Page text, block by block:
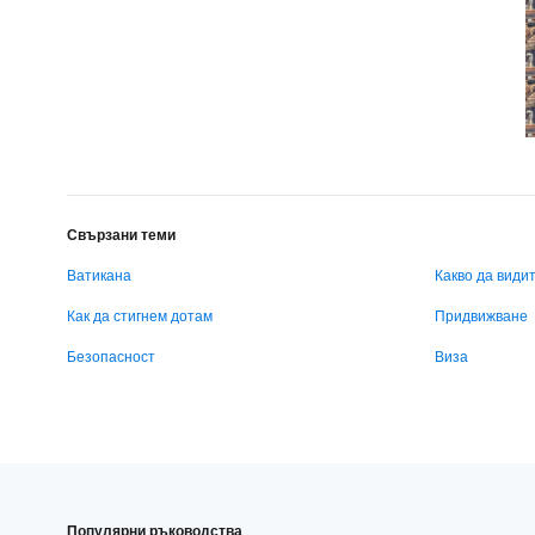
Свързани теми
Ватикана
Какво да
Как да стигнем дотам
Придвижване
Безопасност
Виза
Популярни ръководства